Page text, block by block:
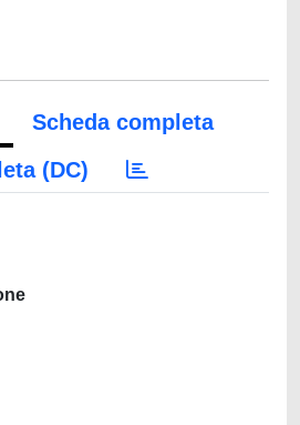
Scheda completa
(DC)